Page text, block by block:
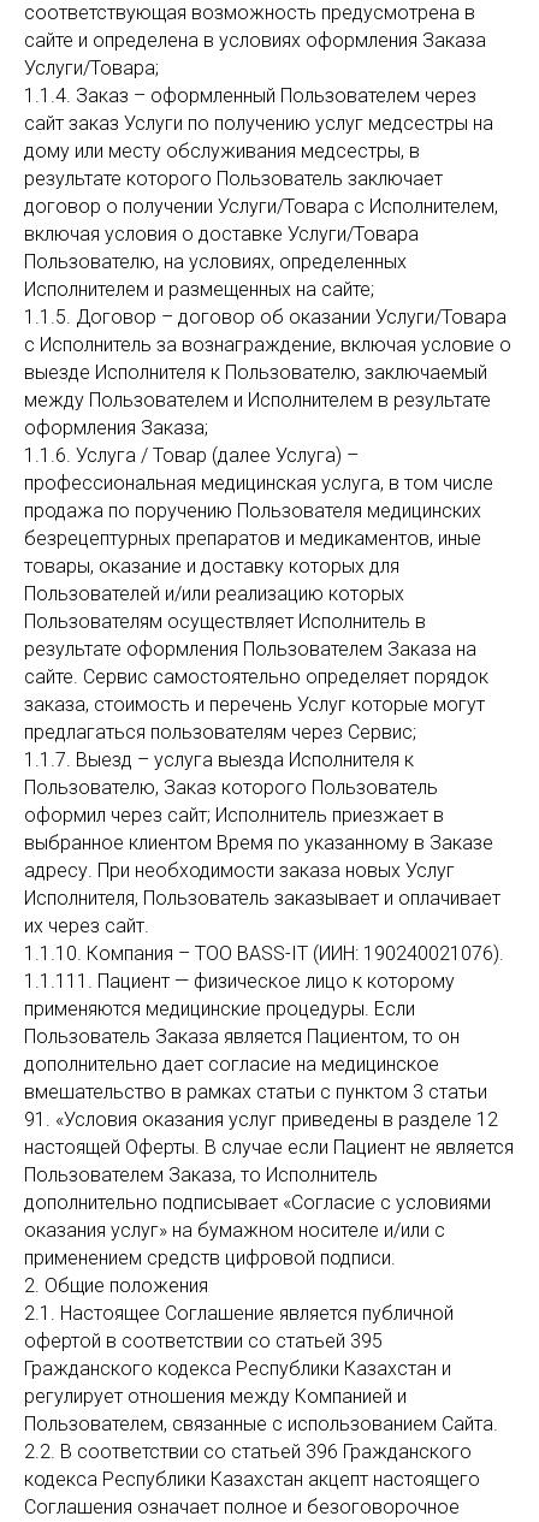
соответствующая возможность предусмотрена в
сайте и определена в условиях оформления Заказа
Услуги/Товара;
1.1.4. Заказ – оформленный Пользователем через
сайт заказ Услуги по получению услуг медсестры на
дому или месту обслуживания медсестры, в
результате которого Пользователь заключает
договор о получении Услуги/Товара с Исполнителем,
включая условия о доставке Услуги/Товара
Пользователю, на условиях, определенных
Исполнителем и размещенных на сайте;
1.1.5. Договор – договор об оказании Услуги/Товара
с Исполнитель за вознаграждение, включая условие о
выезде Исполнителя к Пользователю, заключаемый
между Пользователем и Исполнителем в результате
оформления Заказа;
1.1.6. Услуга / Товар (далее Услуга) –
профессиональная медицинская услуга, в том числе
продажа по поручению Пользователя медицинских
безрецептурных препаратов и медикаментов, иные
товары, оказание и доставку которых для
Пользователей и/или реализацию которых
Пользователям осуществляет Исполнитель в
результате оформления Пользователем Заказа на
сайте. Сервис самостоятельно определяет порядок
заказа, стоимость и перечень Услуг которые могут
предлагаться пользователям через Сервис;
1.1.7. Выезд – услуга выезда Исполнителя к
Пользователю, Заказ которого Пользователь
оформил через сайт; Исполнитель приезжает в
выбранное клиентом Время по указанному в Заказе
адресу. При необходимости заказа новых Услуг
Исполнителя, Пользователь заказывает и оплачивает
их через сайт.
1.1.10. Компания – TOO BASS-IT (ИИН: 1 90240021076).
1.1.111. Пациент — физическое лицо к которому
применяются медицинские процедуры. Если
Пользователь Заказа является Пациентом, то он
дополнительно дает согласие на медицинское
вмешательство в рамках статьи с пунктом 3 статьи
91. «Условия оказания услуг приведены в разделе 12
настоящей Оферты. В случае если Пациент не является
Пользователем Заказа, то Исполнитель
дополнительно подписывает «Согласие с условиями
оказания услуг» на бумажном носителе и/или с
применением средств цифровой подписи.
2. Общие положения
2.1. Настоящее Соглашение является публичной
офертой в соответствии со статьей 395
Гражданского кодекса Республики Казахстан и
регулирует отношения между Компанией и
Пользователем, связанные с использованием Сайта.
2.2. В соответствии со статьей 396 Гражданского
кодекса Республики Казахстан акцепт настоящего
Соглашения означает полное и безоговорочное